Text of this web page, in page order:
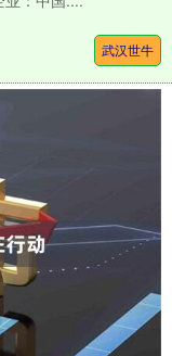
武汉世牛